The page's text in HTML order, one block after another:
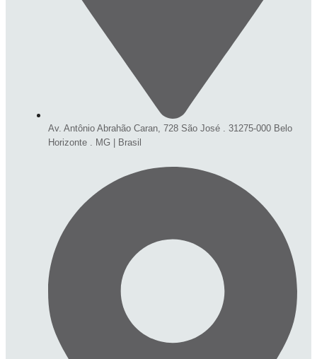
Av. Antônio Abrahão Caran, 728 São José . 31275-000 Belo
Horizonte . MG | Brasil